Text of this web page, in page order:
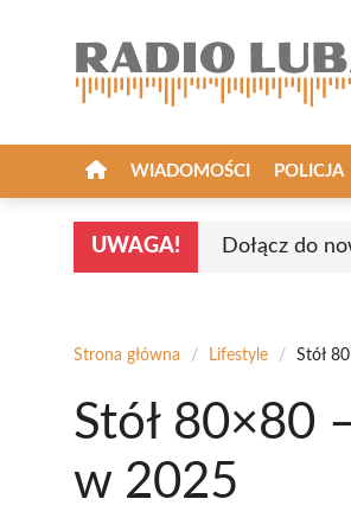
WIADOMOŚCI POLICJA
UWAGA! Dołącz do
Strona główna / Lifestyle / Stół
Stół 80×80
w 2025